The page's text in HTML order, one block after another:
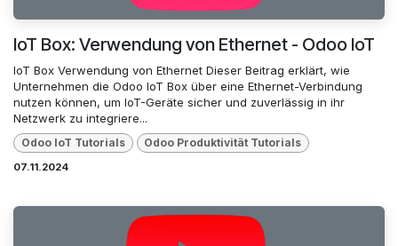
IoT Box: Verwendung von Ethernet - Odoo IoT
IoT Box Verwendung von Ethernet Dieser Beitrag erklärt, wie
Unternehmen die Odoo IoT Box über eine Ethernet-Verbindung
nutzen können, um IoT-Geräte sicher und zuverlässig in ihr
Netzwerk zu integriere...
Odoo loT Tutorials Odoo Produktivität Tutorials
07.11.2024